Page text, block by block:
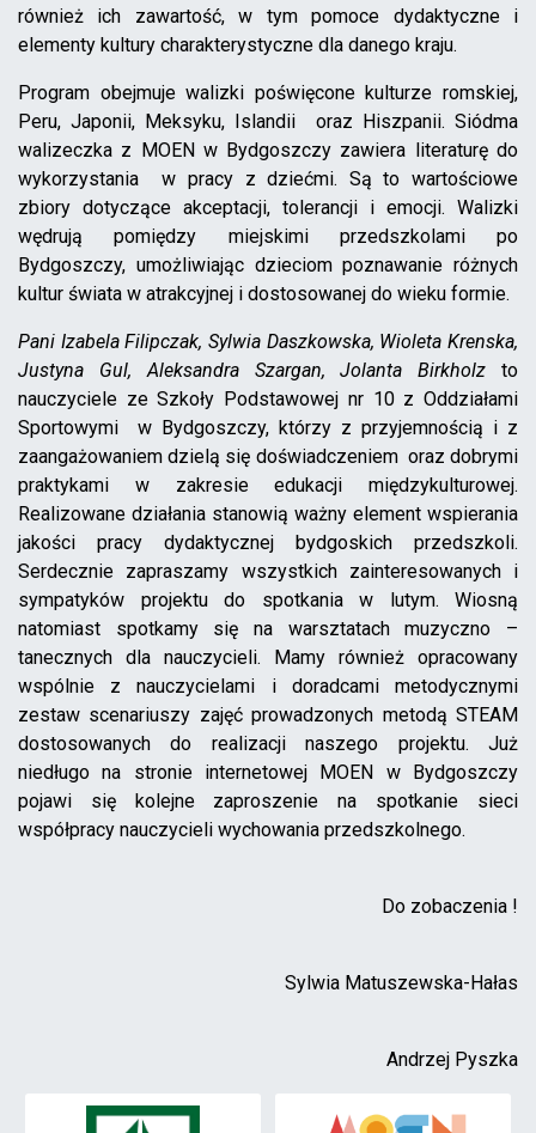
również ich zawartość, w tym pomoce dydaktyczne i
elementy kultury charakterystyczne dla danego kraju.
Program obejmuje walizki poświęcone kulturze romskiej,
Peru, Japonii, Meksyku, Islandii oraz Hiszpanii. Siódma
walizeczka z MOEN w Bydgoszczy zawiera literaturę do
wykorzystania w pracy z dziećmi. Są to wartościowe
zbiory dotyczące akceptacji, tolerancji i emocji. Walizki
wędrują pomiędzy miejskimi przedszkolami po
Bydgoszczy, umożliwiając dzieciom poznawanie różnych
kultur świata w atrakcyjnej i dostosowanej do wieku formie.
Pani Izabela Filipczak, Sylwia Daszkowska, Wioleta Krenska,
Justyna Gul, Aleksandra Szargan, Jolanta Birkholz to
nauczyciele ze Szkoły Podstawowej nr 10 z Oddziałami
Sportowymi w Bydgoszczy, którzy z przyjemnością i z
zaangażowaniem dzielą się doświadczeniem oraz dobrymi
praktykami w zakresie edukacji międzykulturowej.
Realizowane działania stanowią ważny element wspierania
jakości pracy dydaktycznej bydgoskich przedszkoli.
Serdecznie zapraszamy wszystkich zainteresowanych i
sympatyków projektu do spotkania w lutym. Wiosną
natomiast spotkamy się na warsztatach muzyczno –
tanecznych dla nauczycieli. Mamy również opracowany
wspólnie z nauczycielami i doradcami metodycznymi
zestaw scenariuszy zajęć prowadzonych metodą STEAM
dostosowanych do realizacji naszego projektu. Już
niedługo na stronie internetowej MOEN w Bydgoszczy
pojawi się kolejne zaproszenie na spotkanie sieci
współpracy nauczycieli wychowania przedszkolnego.
Do zobaczenia !
Sylwia Matuszewska-Hałas
Andrzej Pyszka